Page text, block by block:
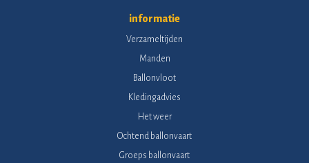
informatie
Verzameltijden
Manden
Ballonvloot
Kledingadvies
Het weer
Ochtend ballonvaart
Groeps ballonvaart